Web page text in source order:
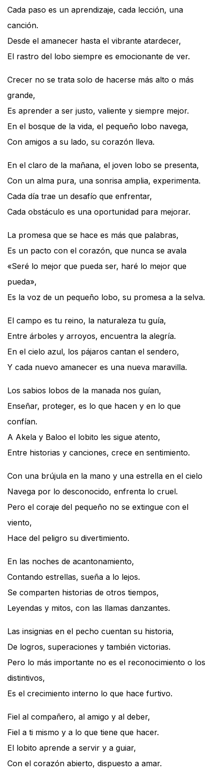
Cada paso es un aprendizaje, cada lección, una
canción.
Desde el amanecer hasta el vibrante atardecer,
El rastro del lobo siempre es emocionante de ver.
Crecer no se trata solo de hacerse más alto o más
grande,
Es aprender a ser justo, valiente y siempre mejor.
En el bosque de la vida, el pequeño lobo navega,
Con amigos a su lado, su corazón lleva.
En el claro de la mañana, el joven lobo se presenta,
Con un alma pura, una sonrisa amplia, experimenta.
Cada día trae un desafío que enfrentar,
Cada obstáculo es una oportunidad para mejorar.
La promesa que se hace es más que palabras,
Es un pacto con el corazón, que nunca se avala
«Seré lo mejor que pueda ser, haré lo mejor que
pueda»,
Es la voz de un pequeño lobo, su promesa a la selva.
El campo es tu reino, la naturaleza tu guía,
Entre árboles y arroyos, encuentra la alegría.
En el cielo azul, los pájaros cantan el sendero,
Y cada nuevo amanecer es una nueva maravilla.
Los sabios lobos de la manada nos guían,
Enseñar, proteger, es lo que hacen y en lo que
confían.
A Akela y Baloo el lobito les sigue atento,
Entre historias y canciones, crece en sentimiento.
Con una brújula en la mano y una estrella en el cielo
Navega por lo desconocido, enfrenta lo cruel.
Pero el coraje del pequeño no se extingue con el
viento,
Hace del peligro su divertimiento.
En las noches de acantonamiento,
Contando estrellas, sueña a lo lejos.
Se comparten historias de otros tiempos,
Leyendas y mitos, con las llamas danzantes.
Las insignias en el pecho cuentan su historia,
De logros, superaciones y también victorias.
Pero lo más importante no es el reconocimiento o los
distintivos,
Es el crecimiento interno lo que hace furtivo.
Fiel al compañero, al amigo y al deber,
Fiel a ti mismo y a lo que tiene que hacer.
El lobito aprende a servir y a guiar,
Con el corazón abierto, dispuesto a amar.